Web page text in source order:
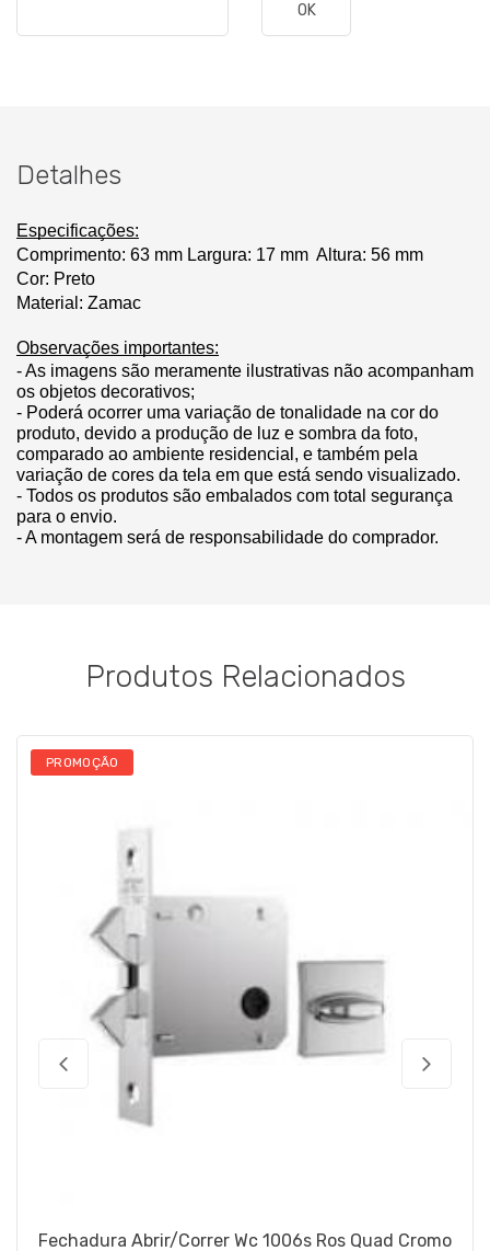
OK
Detalhes
Especificações:
Comprimento: 63 mm Largura: 17 mm Altura: 56 mm
Cor: Preto
Material: Zamac
Observações importantes:
- As imagens são meramente ilustrativas não acompanham
os objetos decorativos;
- Poderá ocorrer uma variação de tonalidade na cor do
produto, devido a produção de luz e sombra da foto,
comparado ao ambiente residencial, e também pela
variação de cores da tela em que está sendo visualizado.
- Todos os produtos são embalados com total segurança
para o envio.
- A montagem será de responsabilidade do comprador.
Produtos Relacionados
PROMOÇÃO
Fechadura Abrir/Correr Wc 1006s Ros Quad Cromo